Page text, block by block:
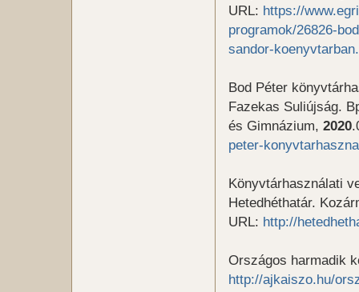
URL: https://
programok/26826-
sandor-
Bod Péter
Fazekas Suliújság.
és Gimnázium,2020
peter-
Könyvtárhasználati
Hetedhéthatár.
URL: http://
Országos harmadik
http://ajkaiszo.hu/